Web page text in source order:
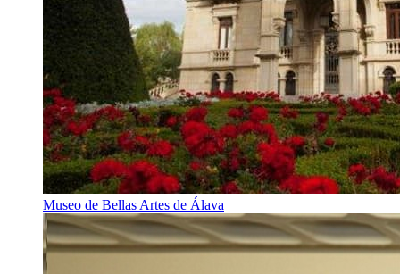
Museo de Bellas Artes de Álava